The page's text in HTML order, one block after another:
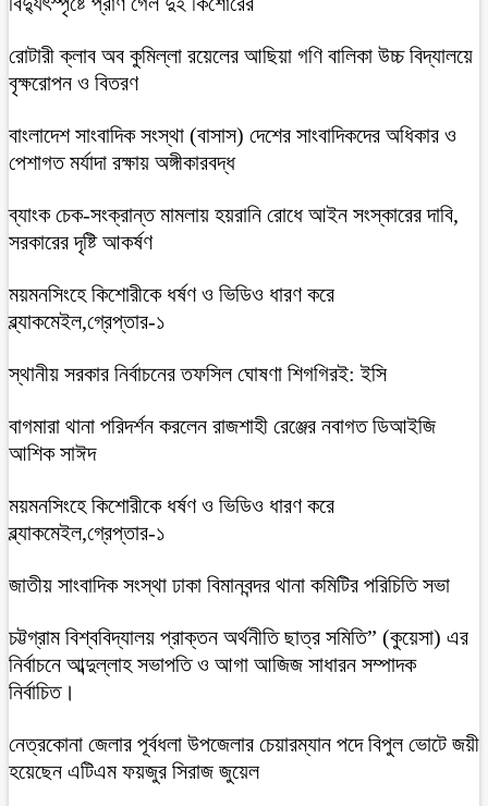
রোটারী ক্লাব অব কুমিল্লা রয়েলের আছিয়া গণি বালিকা উচ্চ বিদ্যালয়ে
বৃক্ষরোপন ও বিতরণ
বাংলাদেশ সাংবাদিক সংস্থা (বাসাস) দেশের সাংবাদিকদের অধিকার ও
পেশাগত মর্যাদা রক্ষায় অঙ্গীকারবদ্ধ
ব্যাংক চেক-সংক্রান্ত মামলায় হয়রানি রোধে আইন সংস্কারের দাবি,
সরকারের দৃষ্টি আকর্ষণ
ময়মনসিংহে কিশোরীকে ধর্ষণ ও ভিডিও ধারণ করে
ব্ল্যাকমেইল,গ্রেপ্তার-১
স্থানীয় সরকার নির্বাচনের তফসিল ঘোষণা শিগগিরই: ইসি
বাগমারা থানা পরিদর্শন করলেন রাজশাহী রেঞ্জের নবাগত ডিআইজি
আশিক সাঈদ
ময়মনসিংহে কিশোরীকে ধর্ষণ ও ভিডিও ধারণ করে
ব্ল্যাকমেইল,গ্রেপ্তার-১
জাতীয় সাংবাদিক সংস্থা ঢাকা বিমানবন্দর থানা কমিটির পরিচিতি সভা
চট্টগ্রাম বিশ্ববিদ্যালয় প্রাক্তন অর্থনীতি ছাত্র সমিতি” (কুয়েসা) এর
নির্বাচনে আব্দুল্লাহ সভাপতি ও আগা আজিজ সাধারন সম্পাদক
নির্বাচিত।
নেত্রকোনা জেলার পূর্বধলা উপজেলার চেয়ারম্যান পদে বিপুল ভোটে জয়ী
হয়েছেন এটিএম ফয়জুর সিরাজ জুয়েল